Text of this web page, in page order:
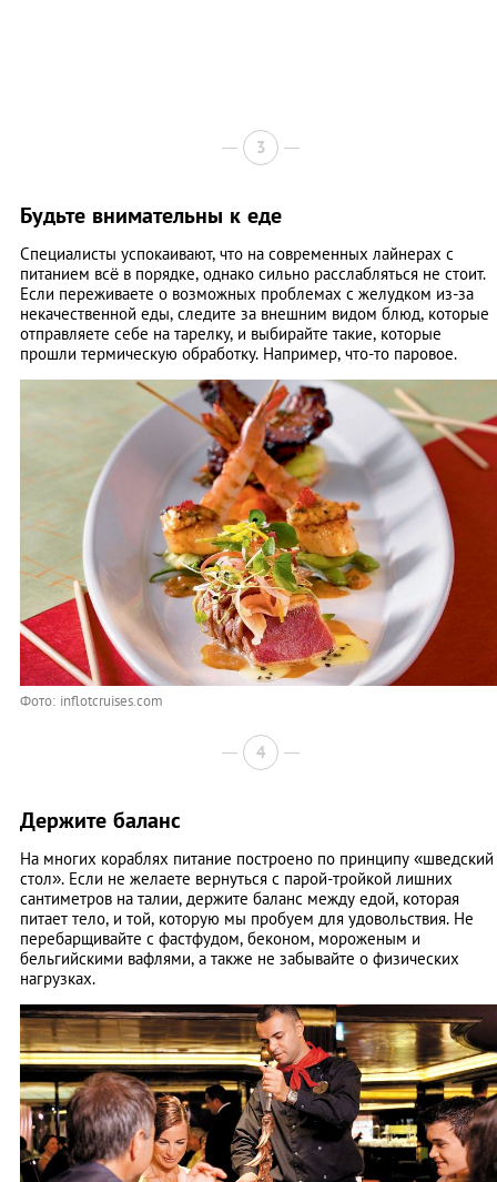
3
Будьте внимательны к еде
Специалисты успокаивают, что на современных лайнерах с
питанием всё в порядке, однако сильно расслабляться не стоит.
Если переживаете о возможных проблемах с желудком из-за
некачественной еды, следите за внешним видом блюд, которые
отправляете себе на тарелку, и выбирайте такие, которые
прошли термическую обработку. Например, что-то паровое.
Фото: inflotcruises.com
4
Держите баланс
На многих кораблях питание построено по принципу «шведский
стол». Если не желаете вернуться с парой-тройкой лишних
сантиметров на талии, держите баланс между едой, которая
питает тело, и той, которую мы пробуем для удовольствия. Не
перебарщивайте с фастфудом, беконом, мороженым и
бельгийскими вафлями, а также не забывайте о физических
нагрузках.